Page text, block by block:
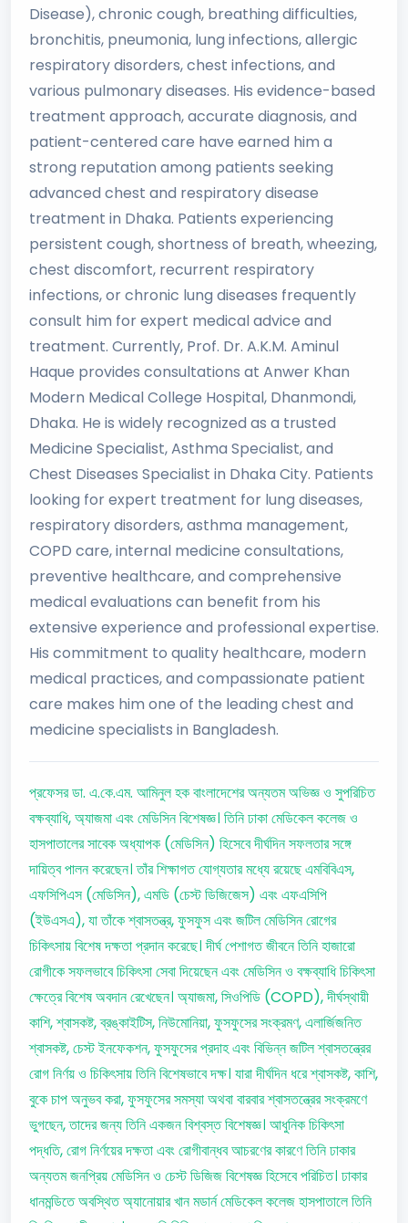
Disease), chronic cough, breathing difficulties,
bronchitis, pneumonia, lung infections, allergic
respiratory disorders, chest infections, and
various pulmonary diseases. His evidence-based
treatment approach, accurate diagnosis, and
patient-centered care have earned him a
strong reputation among patients seeking
advanced chest and respiratory disease
treatment in Dhaka. Patients experiencing
persistent cough, shortness of breath, wheezing,
chest discomfort, recurrent respiratory
infections, or chronic lung diseases frequently
consult him for expert medical advice and
treatment. Currently, Prof. Dr. A.K.M. Aminul
Haque provides consultations at Anwer Khan
Modern Medical College Hospital, Dhanmondi,
Dhaka. He is widely recognized as a trusted
Medicine Specialist, Asthma Specialist, and
Chest Diseases Specialist in Dhaka City. Patients
looking for expert treatment for lung diseases,
respiratory disorders, asthma management,
COPD care, internal medicine consultations,
preventive healthcare, and comprehensive
medical evaluations can benefit from his
extensive experience and professional expertise.
His commitment to quality healthcare, modern
medical practices, and compassionate patient
care makes him one of the leading chest and
medicine specialists in Bangladesh.
প্রফেসর ডা. এ.কে.এম. আমিনুল হক বাংলাদেশের অন্যতম অভিজ্ঞ ও সুপরিচিত
বক্ষব্যাধি, অ্যাজমা এবং মেডিসিন বিশেষজ্ঞ। তিনি ঢাকা মেডিকেল কলেজ ও
হাসপাতালের সাবেক অধ্যাপক (মেডিসিন) হিসেবে দীর্ঘদিন সফলতার সঙ্গে
দায়িত্ব পালন করেছেন। তাঁর শিক্ষাগত যোগ্যতার মধ্যে রয়েছে এমবিবিএস,
এফসিপিএস (মেডিসিন), এমডি (চেস্ট ডিজিজেস) এবং এফএসিপি
(ইউএসএ), যা তাঁকে শ্বাসতন্ত্র, ফুসফুস এবং জটিল মেডিসিন রোগের
চিকিৎসায় বিশেষ দক্ষতা প্রদান করেছে। দীর্ঘ পেশাগত জীবনে তিনি হাজারো
রোগীকে সফলভাবে চিকিৎসা সেবা দিয়েছেন এবং মেডিসিন ও বক্ষব্যাধি চিকিৎসা
ক্ষেত্রে বিশেষ অবদান রেখেছেন। অ্যাজমা, সিওপিডি (COPD), দীর্ঘস্থায়ী
কাশি, শ্বাসকষ্ট, ব্রঙ্কাইটিস, নিউমোনিয়া, ফুসফুসের সংক্রমণ, এলার্জিজনিত
শ্বাসকষ্ট, চেস্ট ইনফেকশন, ফুসফুসের প্রদাহ এবং বিভিন্ন জটিল শ্বাসতন্ত্রের
রোগ নির্ণয় ও চিকিৎসায় তিনি বিশেষভাবে দক্ষ। যারা দীর্ঘদিন ধরে শ্বাসকষ্ট, কাশি,
বুকে চাপ অনুভব করা, ফুসফুসের সমস্যা অথবা বারবার শ্বাসতন্ত্রের সংক্রমণে
ভুগছেন, তাদের জন্য তিনি একজন বিশ্বস্ত বিশেষজ্ঞ। আধুনিক চিকিৎসা
পদ্ধতি, রোগ নির্ণয়ের দক্ষতা এবং রোগীবান্ধব আচরণের কারণে তিনি ঢাকার
অন্যতম জনপ্রিয় মেডিসিন ও চেস্ট ডিজিজ বিশেষজ্ঞ হিসেবে পরিচিত। ঢাকার
ধানমন্ডিতে অবস্থিত অ্যানোয়ার খান মডার্ন মেডিকেল কলেজ হাসপাতালে তিনি